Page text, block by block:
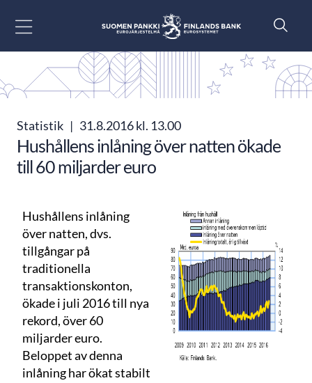
Statistik | 31.8.2016 kl. 13.00
Hushållens inlåning över natten ökade
till 60 miljarder euro
Hushållens inlåning
över natten, dvs.
tillgångar på
traditionella
transaktionskonton,
ökade i juli 2016 till nya
rekord, över 60
miljarder euro.
Beloppet av denna
inlåning har ökat stabilt